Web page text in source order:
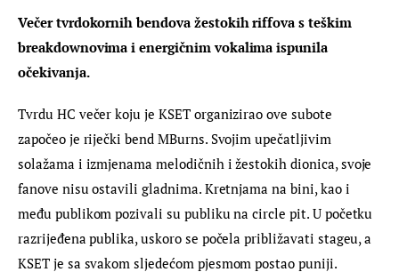
Večer tvrdokornih bendova žestokih riffova s teškim
breakdownovima i energičnim vokalima ispunila
očekivanja.
Tvrdu HC večer koju je KSET organizirao ove subote
započeo je riječki bend MBurns. Svojim upečatljivim
solažama i izmjenama melodičnih i žestokih dionica, svoje
fanove nisu ostavili gladnima. Kretnjama na bini, kao i
među publikom pozivali su publiku na circle pit. U početku
razrijeđena publika, uskoro se počela približavati stageu, a
KSET je sa svakom sljedećom pjesmom postao puniji.